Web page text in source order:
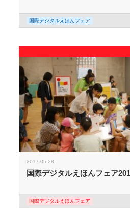
国際デジタルえほんフェア
2017.05.28
国際デジタルえほんフェア
国際デジタルえほんフェア